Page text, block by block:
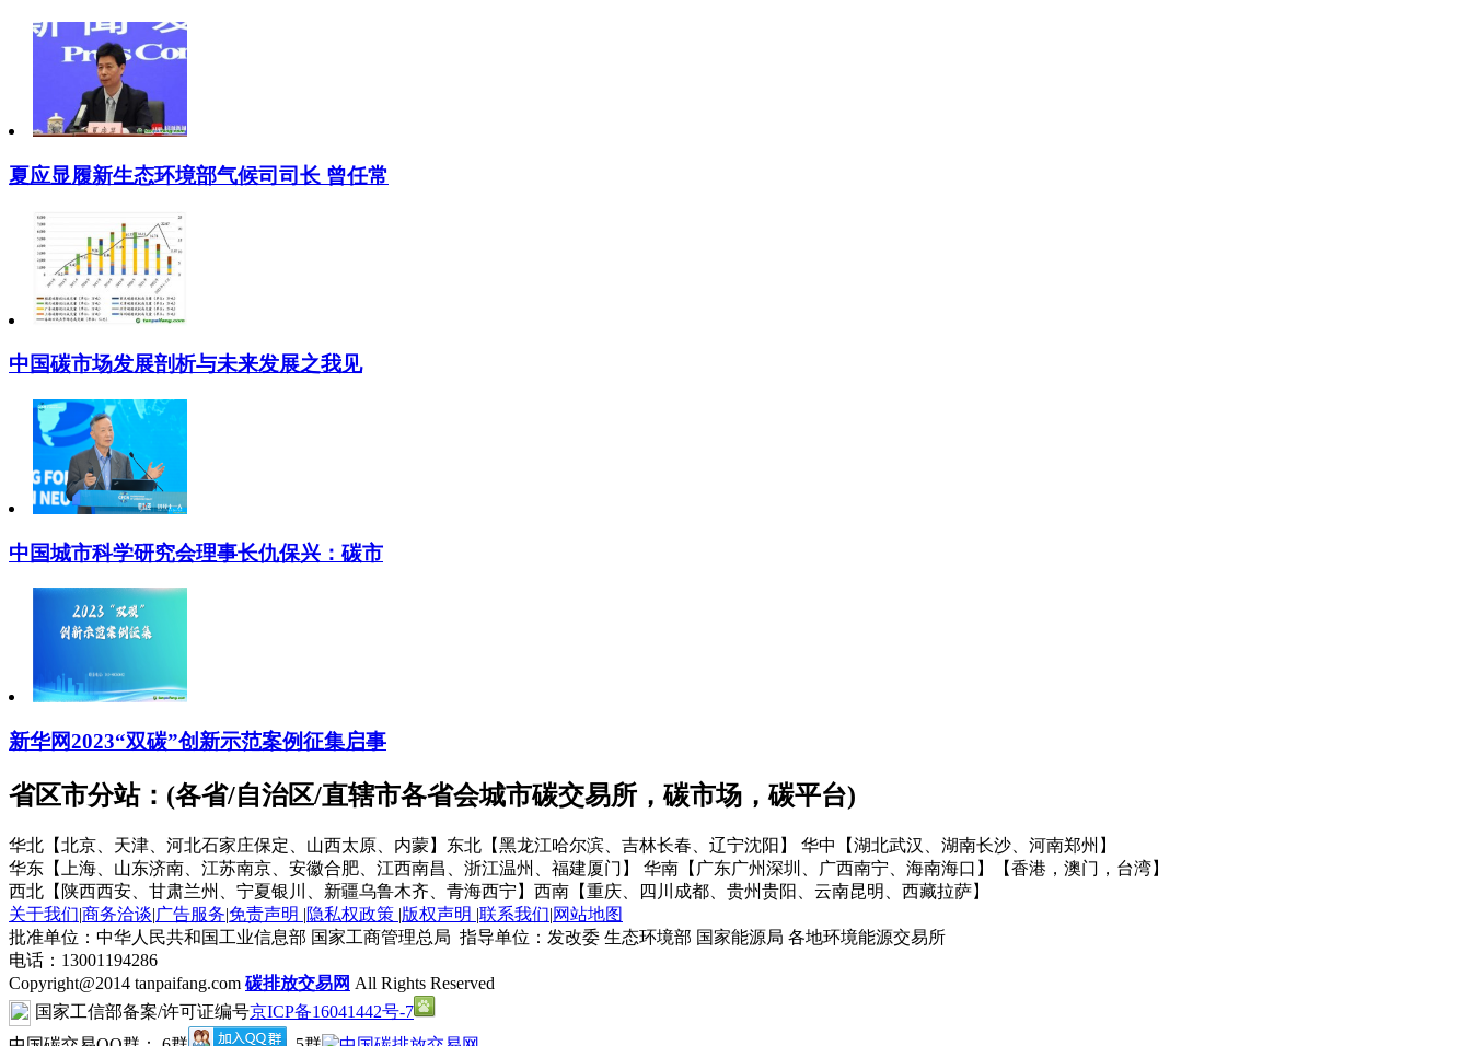
夏应显履新生态环境部气候司司长 曾任常
中国碳市场发展剖析与未来发展之我见
中国城市科学研究会理事长仇保兴：碳市
新华网2023“双碳”创新示范案例征集启事
省区市分站：(各省/自治区/直辖市各省会城市碳交易所，碳市场，碳平台)
华北【北京、天津、河北石家庄保定、山西太原、内蒙】 东北【黑龙江哈尔滨、吉林长春、辽宁沈阳】
华中【湖北武汉、湖南长沙、河南郑州】
华东【上海、山东济南、江苏南京、安徽合肥、江西南昌、浙江温州、福建厦门】
华南【广东广州深圳、广西南宁、海南海口】
【香港，澳门，台湾】
西北【陕西西安、甘肃兰州、宁夏银川、新疆乌鲁木齐、青海西宁】 西南【重庆、四川成都、贵州贵阳、云南昆明、西藏拉萨】
关于我们|商务洽谈|广告服务|免责声明 |隐私权政策 |版权声明 |联系我们|网站地图
批准单位：中华人民共和国工业信息部 国家工商管理总局 指导单位：发改委 生态环境部 国家能源局 各地环境能源交易所
电话：13001194286
Copyright@2014 tanpaifang.com 碳排放交易网 All Rights Reserved
国家工信部备案/许可证编号京ICP备16041442号-7